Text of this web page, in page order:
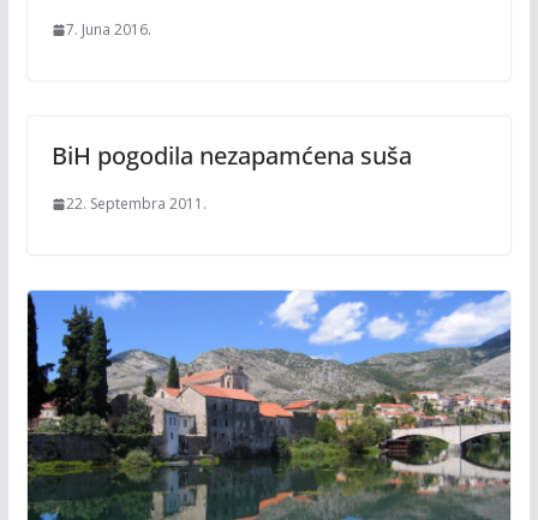
7. Juna 2016.
BiH pogodila nezapamćena suša
22. Septembra 2011.